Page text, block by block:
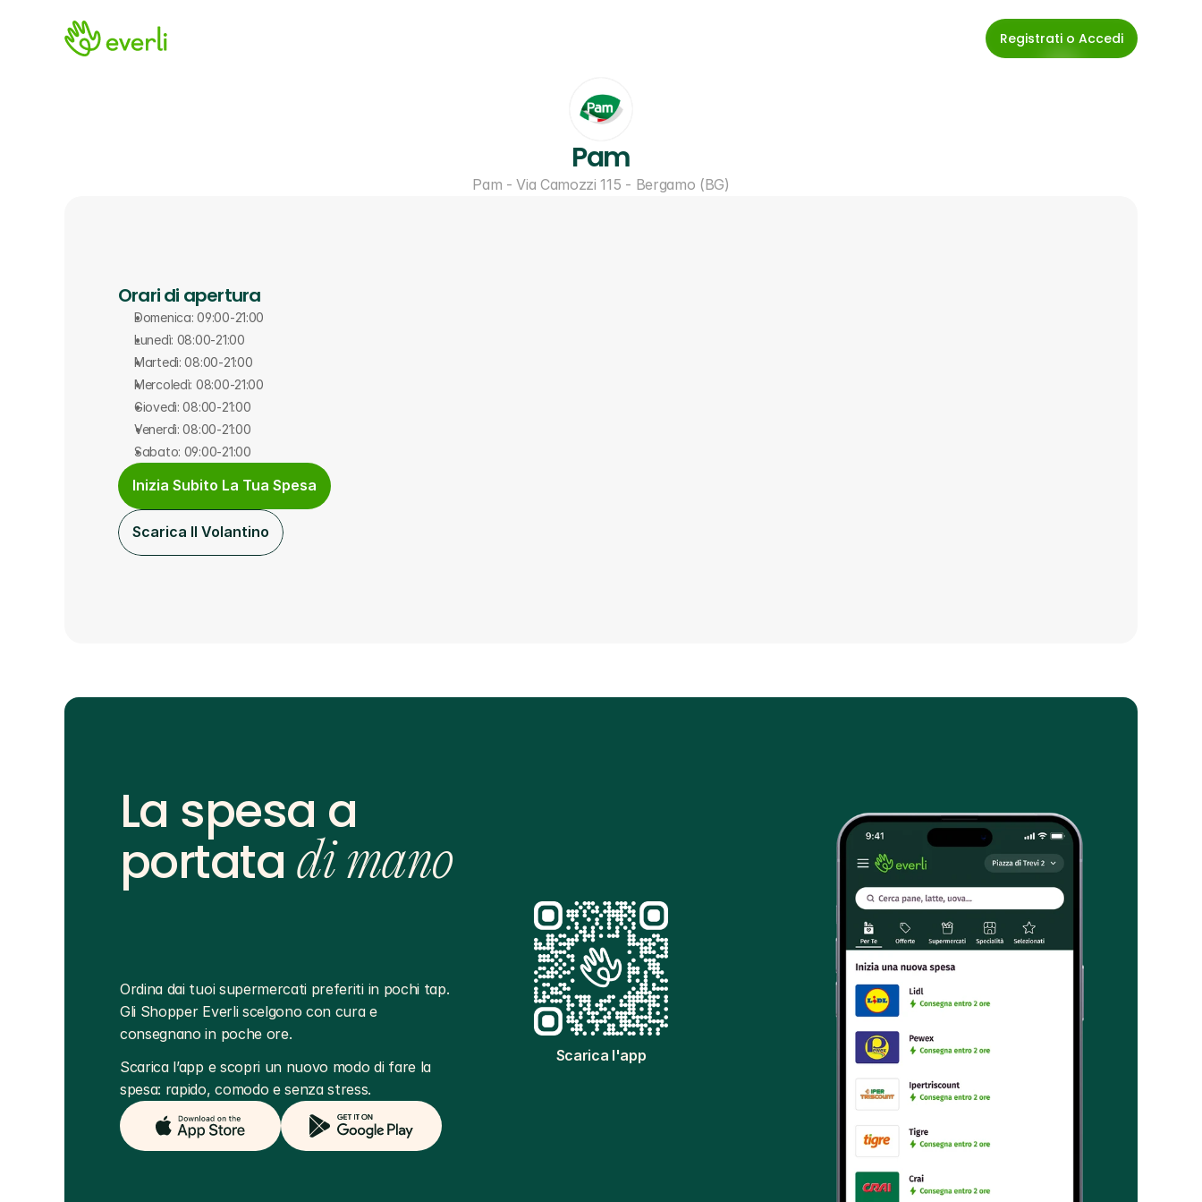
Registrati o Accedi
Pam
Pam - Via Camozzi 115 - Bergamo (BG)
Orari di apertura
Domenica: 09:00-21:00
Lunedì: 08:00-21:00
Martedì: 08:00-21:00
Mercoledì: 08:00-21:00
Giovedì: 08:00-21:00
Venerdì: 08:00-21:00
Sabato: 09:00-21:00
Inizia Subito La Tua Spesa
Scarica Il Volantino
Scarica l'app
La spesa a
portata di mano
Ordina dai tuoi supermercati preferiti in pochi tap.
Gli Shopper Everli scelgono con cura e
consegnano in poche ore.
Scarica l’app e scopri un nuovo modo di fare la
spesa: rapido, comodo e senza stress.